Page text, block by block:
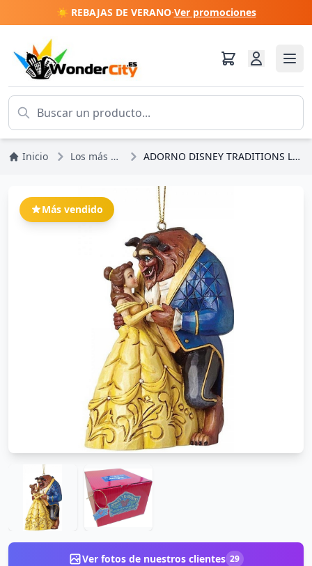
☀️ REBAJAS DE VERANO·Ver promociones
Inicio Los más vendidos ADORNO DISNEY TRADITIONS LA BELLA Y LA BESTIA
Más vendido
Ver fotos de nuestros clientes 29